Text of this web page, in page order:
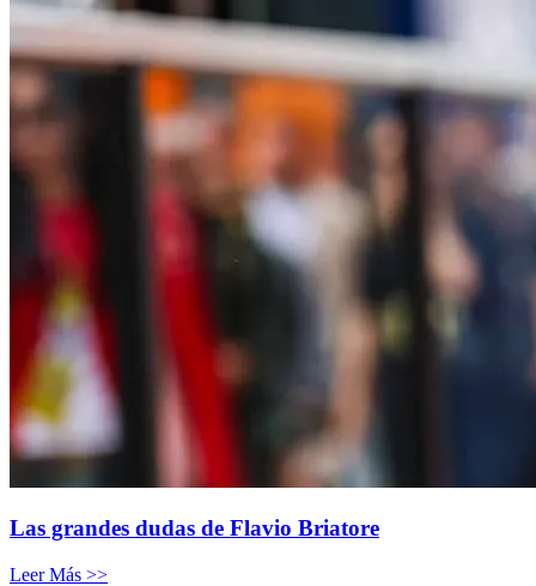
Las grandes dudas de Flavio Briatore
Leer Más >>